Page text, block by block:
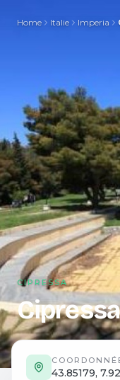
Home Italie Imperia
CIPRESSA
Cipressa
43.85179,